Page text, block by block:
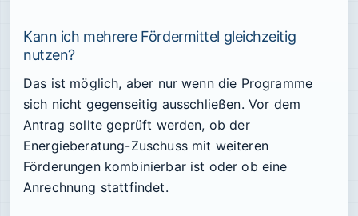
Kann ich mehrere Fördermittel gleichzeitig
nutzen?
Das ist möglich, aber nur wenn die Programme
sich nicht gegenseitig ausschließen. Vor dem
Antrag sollte geprüft werden, ob der
Energieberatung-Zuschuss mit weiteren
Förderungen kombinierbar ist oder ob eine
Anrechnung stattfindet.